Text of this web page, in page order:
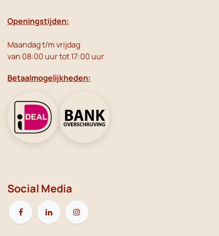
Openingstijden:
Maandag t/m vrijdag
van 08:00 uur tot 17:00 uur
Betaalmogelijkheden:
Social Media